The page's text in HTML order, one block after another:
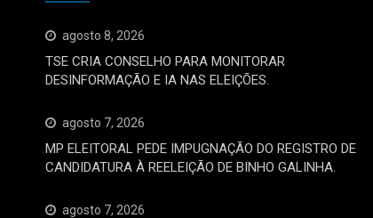
agosto 8, 2026
TSE CRIA CONSELHO PARA MONITORAR
DESINFORMAÇÃO E IA NAS ELEIÇÕES.
agosto 7, 2026
MP ELEITORAL PEDE IMPUGNAÇÃO DO REGISTRO DE
CANDIDATURA À REELEIÇÃO DE BINHO GALINHA.
agosto 7, 2026